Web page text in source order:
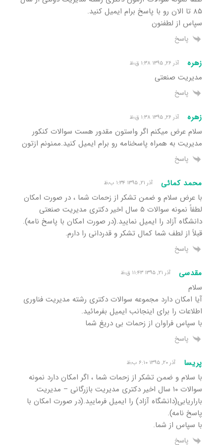
۸۵ تا الان رو با پاسخ برام ایمیل کنید.
سپاس از لطفنون
پاسخ
زهره آذر ۲۶, ۱۳۹۵ ۱:۳۸ ق٫ظ
مدیریت صنعتی
پاسخ
زهره آذر ۲۶, ۱۳۹۵ ۱:۳۸ ق٫ظ
سلام عرض میکنم اگر واستون مقدور هست سوالات کنکور
مدیریت به همراه پاسخنامه رو برام ایمیل کنید.ممنونم ازتون
پاسخ
محمد کمائی آذر ۲۱, ۱۳۹۵ ۱:۳۴ ب٫ظ
با عرض سلام و ضمن تشکر از زحمات شما ، در صورت امکان
لطفاً نمونه سوالات ۵ سال اخیر دکتری مدیریت صنعتی
دانشگاه آزاد را ایمیل نمایید.(در صورت امکان با پاسخ نامه).
قبلاً از لطف شما کمال تشکر و قدردانی را دارم.
پاسخ
مقدسی آذر ۲۱, ۱۳۹۵ ۱۱:۴۳ ق٫ظ
سلام
آیا امکان دارد مجموعه سوالات دکتری رشته مدیریت فناوری
اطلاعات را برای اینجانب ایمیل بفرمائید.
با سپاس فراوان از زحمات بی دریغ شما
پاسخ
پریسا آذر ۲۰, ۱۳۹۵ ۶:۱۰ ب٫ظ
با سلام و ضمن تشکر از زحمات شما ، اگر امکان دارد نمونه
سوالات ۱۰ سال اخیر دکتری مدیریت بازرگانی – مدیریت
باراریابی(دانشگاه آزاد) را ایمیل فرمایید.(در صورت امکان با
پاسخ نامه).
با سپاس از شما.
پاسخ